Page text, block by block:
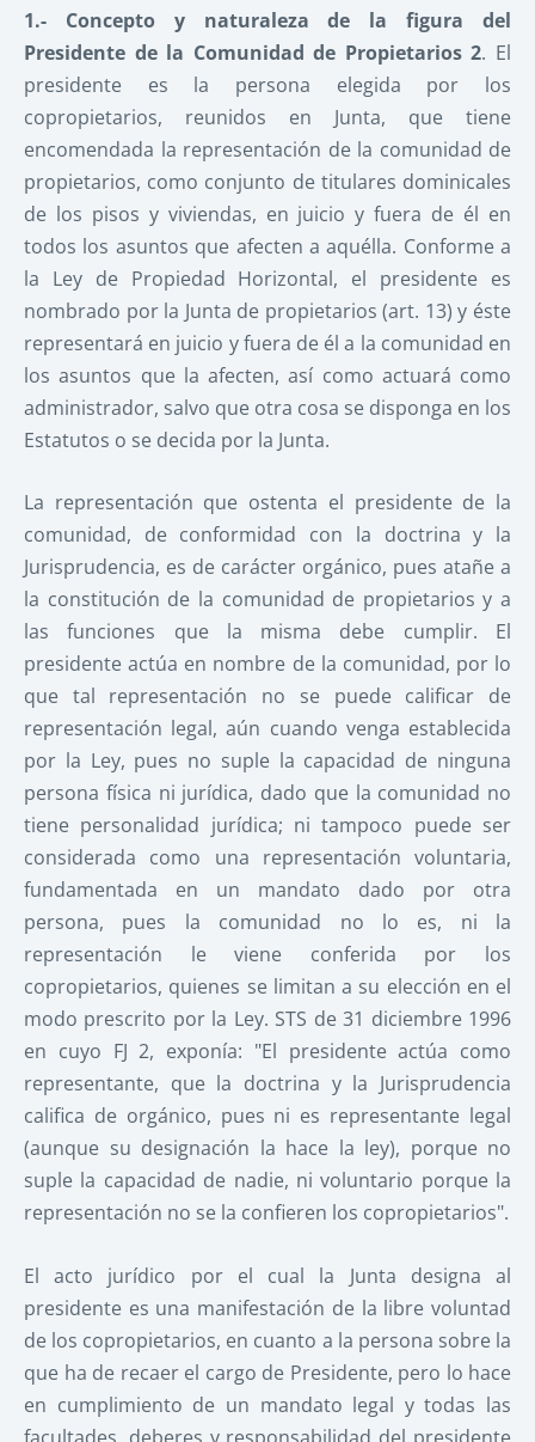
1.- Concepto y naturaleza de la figura del
Presidente de la Comunidad de Propietarios2. El
presidente es la persona elegida por los
copropietarios, reunidos en Junta, que tiene
encomendada la representación de la comunidad de
propietarios, como conjunto de titulares dominicales
de los pisos y viviendas, en juicio y fuera de él en
todos los asuntos que afecten a aquélla. Conforme a
la Ley de Propiedad Horizontal, el presidente es
nombrado por la Junta de propietarios (art. 13) y éste
representará en juicio y fuera de él a la comunidad en
los asuntos que la afecten, así como actuará como
administrador, salvo que otra cosa se disponga en los
Estatutos o se decida por la Junta.
La representación que ostenta el presidente de la
comunidad, de conformidad con la doctrina y la
Jurisprudencia, es de carácter orgánico, pues atañe a
la constitución de la comunidad de propietarios y a
las funciones que la misma debe cumplir. El
presidente actúa en nombre de la comunidad, por lo
que tal representación no se puede calificar de
representación legal, aún cuando venga establecida
por la Ley, pues no suple la capacidad de ninguna
persona física ni jurídica, dado que la comunidad no
tiene personalidad jurídica; ni tampoco puede ser
considerada como una representación voluntaria,
fundamentada en un mandato dado por otra
persona, pues la comunidad no lo es, ni la
representación le viene conferida por los
copropietarios, quienes se limitan a su elección en el
modo prescrito por la Ley. STS de 31 diciembre 1996
en cuyo FJ 2, exponía: "El presidente actúa como
representante, que la doctrina y la Jurisprudencia
califica de orgánico, pues ni es representante legal
(aunque su designación la hace la ley), porque no
suple la capacidad de nadie, ni voluntario porque la
representación no se la confieren los copropietarios".
El acto jurídico por el cual la Junta designa al
presidente es una manifestación de la libre voluntad
de los copropietarios, en cuanto a la persona sobre la
que ha de recaer el cargo de Presidente, pero lo hace
en cumplimiento de un mandato legal y todas las